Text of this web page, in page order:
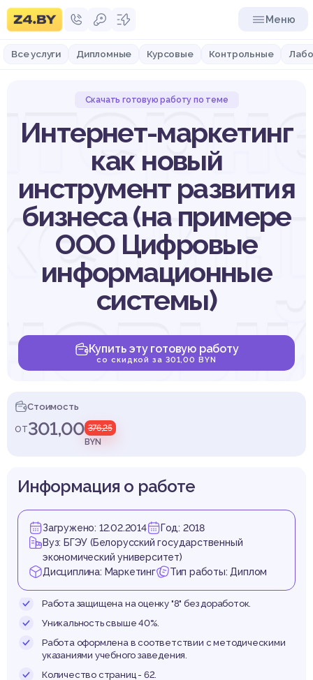
Меню
Все услуги Дипломные Курсовые Контрольные
Скачать готовую работу по теме
Интернет-маркетинг
как новый
инструмент развития
бизнеса (на примере
ООО Цифровые
информационные
системы)
Купить эту готовую работу
со скидкой за 301,00 BYN
Стоимость
от301,00 376,25
BYN
Информация о работе
Загружено: 12.02.2014
Год: 2018
Вуз: БГЭУ (Белорусский государственный
экономический университет)
Дисциплина: Маркетинг
Тип работы: Диплом
Работа защищена на оценку "8" без доработок.
Уникальность свыше 40%.
Работа оформлена в соответствии с методическими
указаниями учебного заведения.
Количество страниц - 62.